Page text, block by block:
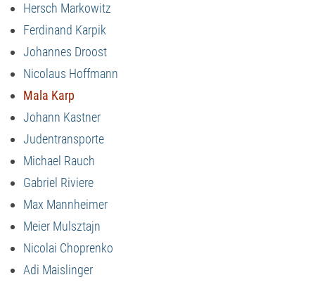
Hersch Markowitz
Ferdinand Karpik
Johannes Droost
Nicolaus Hoffmann
Mala Karp
Johann Kastner
Judentransporte
Michael Rauch
Gabriel Riviere
Max Mannheimer
Meier Mulsztajn
Nicolai Choprenko
Adi Maislinger